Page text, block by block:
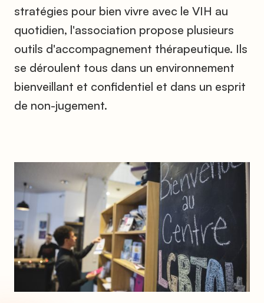
stratégies pour bien vivre avec le VIH au
quotidien, l'association propose plusieurs
outils d'accompagnement thérapeutique. Ils
se déroulent tous dans un environnement
bienveillant et confidentiel et dans un esprit
de non-jugement.